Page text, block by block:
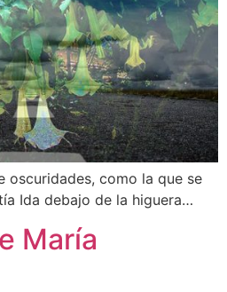
oscuridades, como la que se
Ida debajo de la higuera…
María